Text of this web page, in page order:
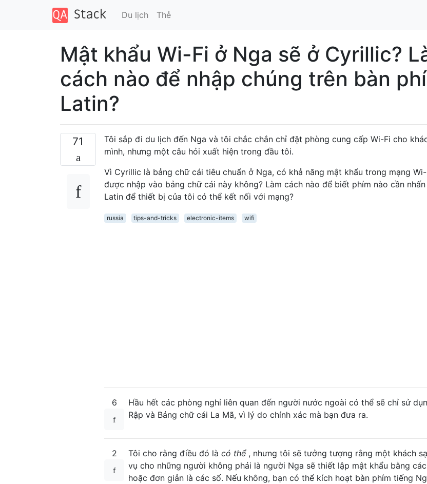
Du lịch Thẻ
Mật khẩu Wi-Fi ở Nga sẽ ở Cyrillic?
cách nào để nhập chúng trên bàn
Latin?
71
Tôi sắp đi du lịch đến Nga và tôi chắc chắn chỉ đặt phòng cung cấp Wi-Fi cho
mình, nhưng một câu hỏi xuất hiện trong đầu tôi.
Vì Cyrillic là bảng chữ cái tiêu chuẩn ở Nga, có khả năng mật khẩu trong mạng
được nhập vào bảng chữ cái này không? Làm cách nào để biết phím nào cần
Latin để thiết bị của tôi có thể kết nối với mạng?
russia tips-and-tricks electronic-items wifi
6
Hầu hết các phòng nghỉ liên quan đến người nước ngoài có thể sẽ chỉ sử
Rập và Bảng chữ cái La Mã, vì lý do chính xác mà bạn đưa ra.
2 Tôi cho rằng điều đó là có thể, nhưng tôi sẽ tưởng tượng rằng một khách
vụ cho những người không phải là người Nga sẽ thiết lập mật khẩu bằng
hoặc đơn giản là các số. Nếu không, bạn có thể kích hoạt bàn phím tiếng